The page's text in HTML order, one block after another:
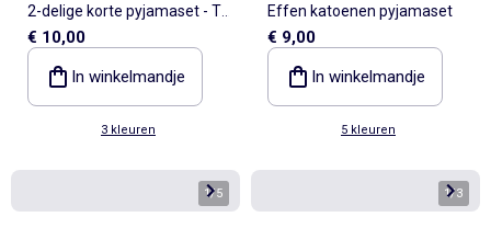
2-delige korte pyjamaset - T-
shirt + short
€ 10,00
In winkelmandje
3 kleuren
Effen katoenen pyjamaset
€ 9,00
In winkelmandje
5 kleuren
1/5 1/3